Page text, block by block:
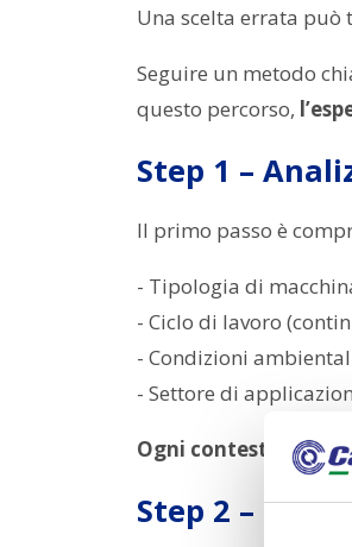
Una scelta errata può
Seguire un metodo
questo percorso,
Step 1 –
Il primo passo è
- Tipologia di
- Ciclo di lavoro
- Condizioni
- Settore di
Ogni contesto
Step 2 –